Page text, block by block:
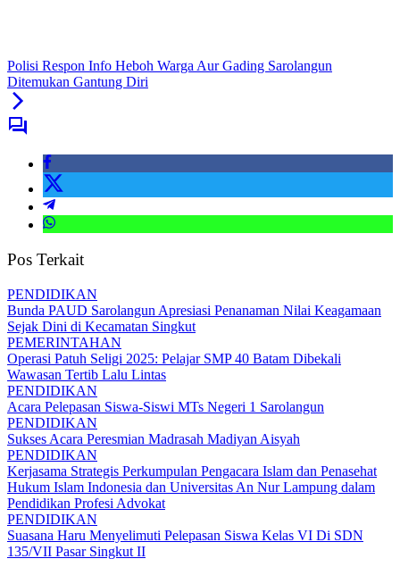
Polisi Respon Info Heboh Warga Aur Gading Sarolangun
Ditemukan Gantung Diri
Pos Terkait
PENDIDIKAN
Bunda PAUD Sarolangun Apresiasi Penanaman Nilai Keagamaan
Sejak Dini di Kecamatan Singkut
PEMERINTAHAN
Operasi Patuh Seligi 2025: Pelajar SMP 40 Batam Dibekali
Wawasan Tertib Lalu Lintas
PENDIDIKAN
Acara Pelepasan Siswa-Siswi MTs Negeri 1 Sarolangun
PENDIDIKAN
Sukses Acara Peresmian Madrasah Madiyan Aisyah
PENDIDIKAN
Kerjasama Strategis Perkumpulan Pengacara Islam dan Penasehat
Hukum Islam Indonesia dan Universitas An Nur Lampung dalam
Pendidikan Profesi Advokat
PENDIDIKAN
Suasana Haru Menyelimuti Pelepasan Siswa Kelas VI Di SDN
135/VII Pasar Singkut II